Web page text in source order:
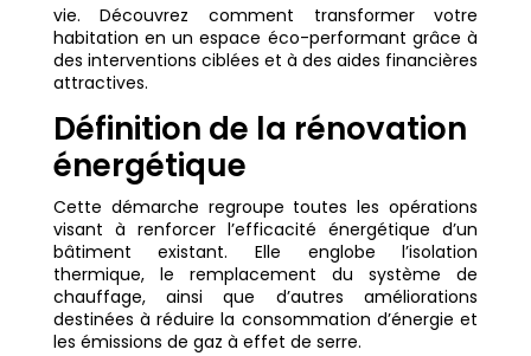
vie. Découvrez comment transformer votre
habitation en un espace éco-performant grâce à
des interventions ciblées et à des aides financières
attractives.
Définition de la rénovation
énergétique
Cette démarche regroupe toutes les opérations
visant à renforcer l’efficacité énergétique d’un
bâtiment existant. Elle englobe l’isolation
thermique, le remplacement du système de
chauffage, ainsi que d’autres améliorations
destinées à réduire la consommation d’énergie et
les émissions de gaz à effet de serre.